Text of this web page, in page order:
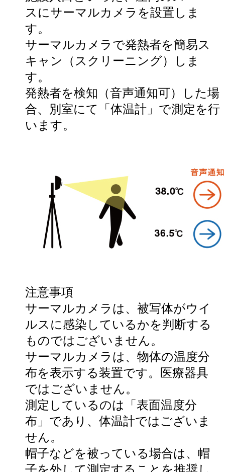
スにサーマルカメラを設置しま
す。
サーマルカメラで発熱者を簡易ス
キャン（スクリーニング）しま
す。
発熱者を検知（音声通知可）した場
合、別室にて「体温計」で測定を行
います。
注意事項
サーマルカメラは、被写体がウイ
ルスに感染しているかを判断する
ものではございません。
サーマルカメラは、物体の温度分
布を表示する装置です。医療器具
ではございません。
測定しているのは「表面温度分
布」であり、体温計ではございま
せん。
帽子などを被っている場合は、帽